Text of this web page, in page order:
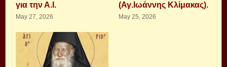
για την Α.Ι.
May 27, 2026
(Αγ.Ιωάννης Κλίμακας).
May 25, 2026